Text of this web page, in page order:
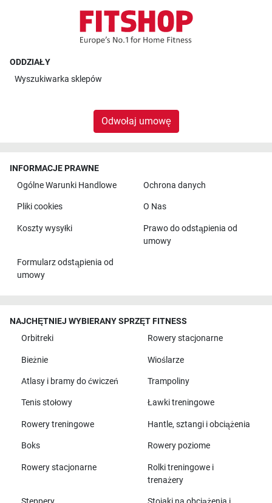
ODDZIAŁY
Wyszukiwarka sklepów
Odwołaj umowę
INFORMACJE PRAWNE
Ogólne Warunki Handlowe
Ochrona danych
Pliki cookies O Nas
Koszty wysyłki
Prawo do odstąpienia od
umowy
Formularz odstąpienia od
umowy
NAJCHĘTNIEJ WYBIERANY SPRZĘT FITNESS
Orbitreki
Rowery stacjonarne
Bieżnie Wioślarze
Atlasy i bramy do ćwiczeń Trampoliny
Tenis stołowy Ławki treningowe
Rowery treningowe Hantle, sztangi i obciążenia
Boks Rowery poziome
Rowery stacjonarne
Rolki treningowe i
trenażery